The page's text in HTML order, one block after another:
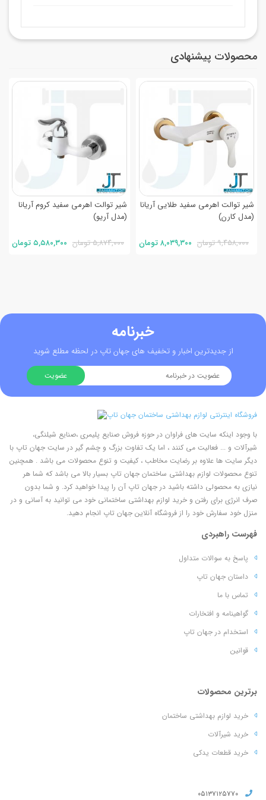
محصولات پیشنهادی
شیر توالت اهرمی سفید کروم آریانا
(مدل آریو)
۵,۸۷۴,۰۰۰ تومان ۵,۵۸۰,۳۰۰ تومان
شیر توالت اهرمی سفید طلایی آریانا
(مدل کارن)
۹,۴۵۸,۰۰۰ تومان ۸,۰۳۹,۳۰۰ تومان
خبرنامه
از جدیدترین اخبار و تخفیف های جهان تاپ در لحظه مطلع شوید
با وجود اینکه سایت های فراوان در حوزه فروش صنایع پلیمری ،صنایع شیلنگی،
شیرآلات و ... فعالیت می کنند ، اما یک تفاوت بزرگ و چشم گیر در سایت جهان تاپ با
دیگر سایت ها علاوه بر رضایت مخاطب ، کیفیت و تنوع محصولات می باشد . همچنین
تنوع محصولات لوازم بهداشتی ساختمان جهان تاپ بسیار بالا می باشد که شما هر
نیازی به محصولی داشته باشید در جهان تاپ آن را پیدا خواهید کرد. و شما بدون
صرف انرژی برای رفتن و خرید لوازم بهداشتی ساختمانی خود می توانید به آسانی و در
منزل خود سفارش خود را از فروشگاه آنلاین جهان تاپ انجام دهید.
فهرست راهبردی
پاسخ به سوالات متداول
داستان جهان تاپ
تماس با ما
گواهینامه و افتخارات
استخدام در جهان تاپ
قوانین
برترین محصولات
خرید لوازم بهداشتی ساختمان
خرید شیرآلات
خرید قطعات یدکی